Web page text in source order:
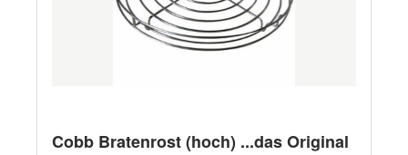
Cobb Bratenrost (hoch) ...das Original